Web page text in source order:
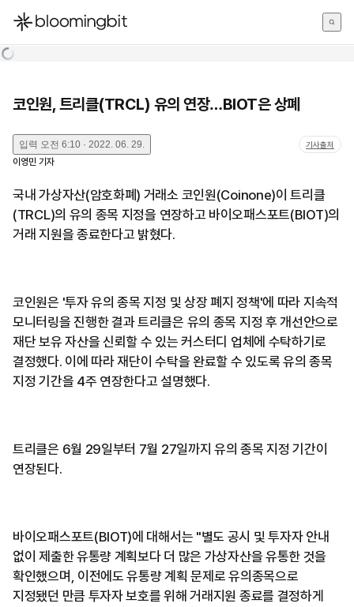
한국어
코인원, 트리클(TRCL) 유의 연장…BIOT은 상폐
입력 오전 6:10 · 2022. 06. 29. 기사출처
이영민 기자
국내 가상자산(암호화폐) 거래소 코인원(Coinone)이 트리클
(TRCL)의 유의 종목 지정을 연장하고 바이오패스포트(BIOT)의
거래 지원을 종료한다고 밝혔다.
코인원은 '투자 유의 종목 지정 및 상장 폐지 정책'에 따라 지속적
모니터링을 진행한 결과 트리클은 유의 종목 지정 후 개선안으로
재단 보유 자산을 신뢰할 수 있는 커스터디 업체에 수탁하기로
결정했다. 이에 따라 재단이 수탁을 완료할 수 있도록 유의 종목
지정 기간을 4주 연장한다고 설명했다.
트리클은 6월 29일부터 7월 27일까지 유의 종목 지정 기간이
연장된다.
바이오패스포트(BIOT)에 대해서는 "별도 공시 및 투자자 안내
없이 제출한 유통량 계획보다 더 많은 가상자산을 유통한 것을
확인했으며, 이전에도 유통량 계획 문제로 유의종목으로
지정됐던 만큼 투자자 보호를 위해 거래지원 종료를 결정하게